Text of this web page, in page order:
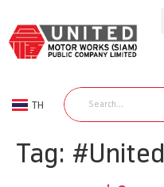
TH
EN
Tag: #United